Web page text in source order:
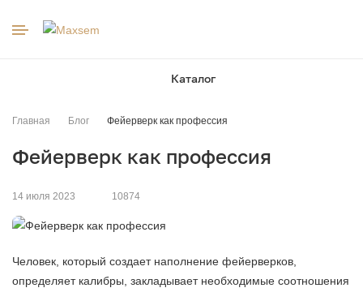
Каталог
Главная Блог Фейерверк как профессия
Фейерверк как профессия
14 июля 2023 10874
Человек, который создает наполнение фейерверков,
определяет калибры, закладывает необходимые соотношения